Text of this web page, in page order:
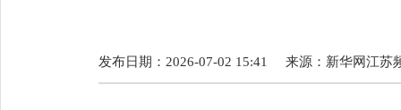
发布日期：2026-07-02 15:41 来源： 新华网江苏